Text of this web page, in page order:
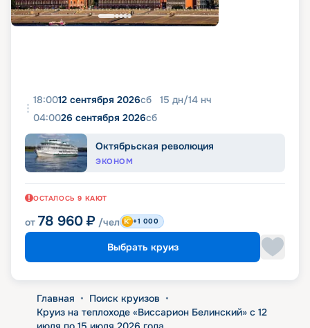
18:0012 сентября 2026сб 15 дн/14 нч
04:0026 сентября 2026сб
Октябрьская революция
ЭКОНОМ
ОСТАЛОСЬ 9 КАЮТ
от 78 960 ₽ /чел +1 000
Выбрать круиз
Главная • Поиск круизов •
Круиз на теплоходе «Виссарион Белинский» с 12